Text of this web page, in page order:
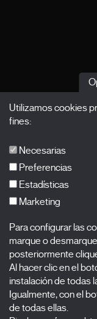
Nombre
Apellidos
Correo electrónico
Utilizamos cookies
fines:
Necesarias
Preferencias
Estadísticas
Marketing
Para configurar las
marque o
posteriormente
Al hacer clic en el
instalación de todas
Igualmente, con el
de todas ellas.